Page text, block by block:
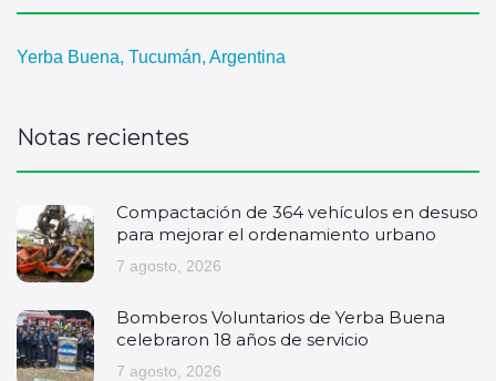
Yerba Buena, Tucumán, Argentina
Notas recientes
Compactación de 364 vehículos en desuso
para mejorar el ordenamiento urbano
7 agosto, 2026
Bomberos Voluntarios de Yerba Buena
celebraron 18 años de servicio
7 agosto, 2026